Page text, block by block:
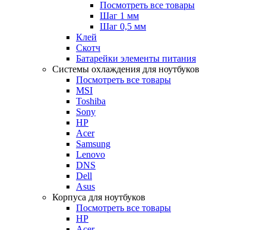
Посмотреть все товары
Шаг 1 мм
Шаг 0,5 мм
Клей
Скотч
Батарейки элементы питания
Системы охлаждения для ноутбуков
Посмотреть все товары
MSI
Toshiba
Sony
HP
Acer
Samsung
Lenovo
DNS
Dell
Asus
Корпуса для ноутбуков
Посмотреть все товары
HP